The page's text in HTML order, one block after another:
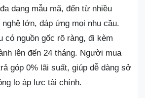
dạng mẫu mã, đến từ nhiều
lớn, đáp ứng mọi nhu cầu.
có nguồn gốc rõ ràng, đi kèm
lên đến 24 tháng. Người mua
góp 0% lãi suất, giúp dễ dàng sở
lo áp lực tài chính.